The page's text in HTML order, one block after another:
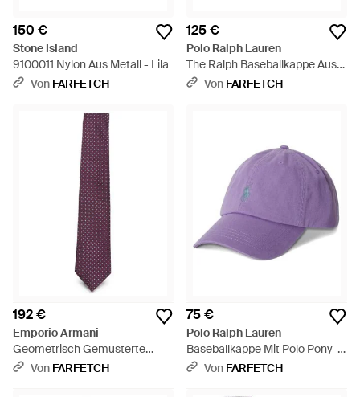
150 €
Stone Island
9100011 Nylon Aus Metall - Lila
Von FARFETCH
125 €
Polo Ralph Lauren
The Ralph Baseballkappe Aus
Twill - Lila
Von FARFETCH
192 €
Emporio Armani
Geometrisch Gemusterte
Seidenkrawatte - Lila
Von FARFETCH
75 €
Polo Ralph Lauren
Baseballkappe Mit Polo Pony-
Stickerei - Lila
Von FARFETCH